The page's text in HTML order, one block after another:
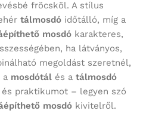
fröcsköl. A stílus
tálmosdó időtálló, míg a
mosdó karakteres,
ha látványos,
megoldást szeretnél,
a mosdótál és a tálmosdó
praktikumot – legyen szó
mosdó kivitelről.